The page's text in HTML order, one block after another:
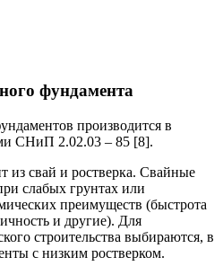
фундамента
производится в
СНиП 2.02.03 – 85 [8].
из свай и ростверка. Свайные
слабых грунтах или
преимуществ (быстрота
и другие). Для
строительства выбираются, в
с низким ростверком.